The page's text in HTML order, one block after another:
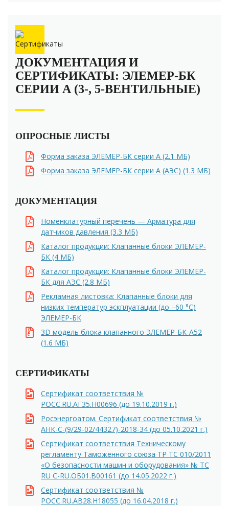
ДОКУМЕНТАЦИЯ И
СЕРТИФИКАТЫ: ЭЛЕМЕР-БК
СЕРИИ А (3-, 5-ВЕНТИЛЬНЫЕ)
ОПРОСНЫЕ ЛИСТЫ
Форма заказа ЭЛЕМЕР-БК серии А (2.1 MБ)
Форма заказа ЭЛЕМЕР-БК серии А (АЭС) (1.3 MБ)
ДОКУМЕНТАЦИЯ
Номенклатурный перечень — Арматура для
датчиков давления (3.3 MБ)
Каталог продукции: Клапанные блоки ЭЛЕМЕР-
БК (4 MБ)
Каталог продукции: Клапанные блоки ЭЛЕМЕР-
БК для АЭС (2.8 MБ)
Рекламная листовка: Клапанные блоки для
низких температур эскплуатации (до –60 °С)
ЭЛЕМЕР-БК
3D модель блока клапанного ЭЛЕМЕР-БК-А52
(1.6 MБ)
СЕРТИФИКАТЫ
Сертификат соответствия №
РОСС.RU.АГ35.H00696 (до 19.10.2019 г.)
Росэнергоатом. Сертификат соответствия №
АНК-С-(9/29-02/44327)-2018-34 (до 05.10.2021 г.)
Сертификат соответствия Техническому
регламенту Таможенного союза ТР ТС 010/2011
«О безопасности машин и оборудования» № ТС
RU C-RU.ОБ01.В00161 (до 14.05.2022 г.)
Сертификат соответствия №
РОСС.RU.АВ28.H18055 (до 16.04.2018 г.)